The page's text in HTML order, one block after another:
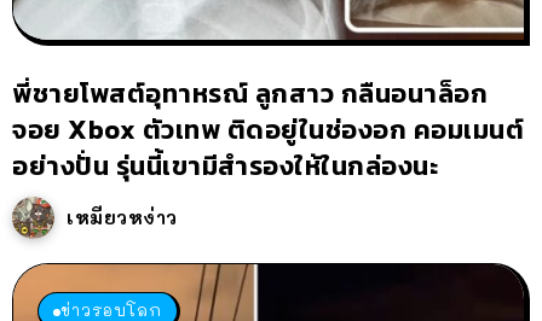
พี่ชายโพสต์อุทาหรณ์ ลูกสาว กลืนอนาล็อก
จอย Xbox ตัวเทพ ติดอยู่ในช่องอก คอมเมนต์
อย่างปั่น รุ่นนี้เขามีสำรองให้ในกล่องนะ
เหมียวหง่าว
ข่าวรอบโลก